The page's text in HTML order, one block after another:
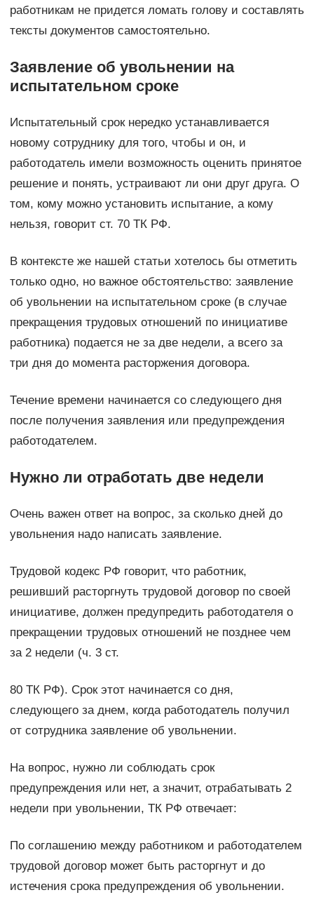
работникам не придется ломать голову и составлять
тексты документов самостоятельно.
Заявление об увольнении на
испытательном сроке
Испытательный срок нередко устанавливается
новому сотруднику для того, чтобы и он, и
работодатель имели возможность оценить принятое
решение и понять, устраивают ли они друг друга. О
том, кому можно установить испытание, а кому
нельзя, говорит ст. 70 ТК РФ.
В контексте же нашей статьи хотелось бы отметить
только одно, но важное обстоятельство: заявление
об увольнении на испытательном сроке (в случае
прекращения трудовых отношений по инициативе
работника) подается не за две недели, а всего за
три дня до момента расторжения договора.
Течение времени начинается со следующего дня
после получения заявления или предупреждения
работодателем.
Нужно ли отработать две недели
Очень важен ответ на вопрос, за сколько дней до
увольнения надо написать заявление.
Трудовой кодекс РФ говорит, что работник,
решивший расторгнуть трудовой договор по своей
инициативе, должен предупредить работодателя о
прекращении трудовых отношений не позднее чем
за 2 недели (ч. 3 ст.
80 ТК РФ). Срок этот начинается со дня,
следующего за днем, когда работодатель получил
от сотрудника заявление об увольнении.
На вопрос, нужно ли соблюдать срок
предупреждения или нет, а значит, отрабатывать 2
недели при увольнении, ТК РФ отвечает:
По соглашению между работником и работодателем
трудовой договор может быть расторгнут и до
истечения срока предупреждения об увольнении.